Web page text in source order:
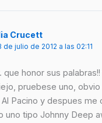
Crucett
de julio de 2012 a las 02:11
que honor sus
pruebese uno, obvio
Pacino y despues me
uno tipo Johnny Deep